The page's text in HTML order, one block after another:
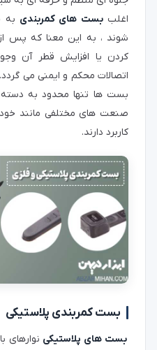
اغلببست های کمربندی به
شوند ، به این معنا که پس
کردن یا افزایش قطر آن
اتصالات محکم و ایمنی می
بست ها تنها محدود به
صنعت های مختلفی مانند
کاربرد دارند.
بست کمربندی پلاستیکی
بست های پلاستیکی نوارهای